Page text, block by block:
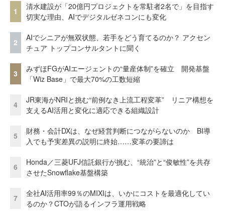
1
清水建設が「20億円プロジェクトを常駐者2名で」を目指す
切実な理由、AIでデジタルゼネコンにも変化
2
AIでシニアが無双状態、若手をどう育てるのか？ アクセン
チュア トップコンサルタントに聞く
3
みずほFGがAIエージェントの“量産体制”を確立 開発基盤
「Wiz Base」で最大70%の工数短縮
4
JR東海がNRIと挑む“前例なき上流工程変革” リニア構想を
支えるAI活用と変化に適応できる組織設計
5
財務・会計DXは、なぜ経営判断につながらないのか BI導
入でも予実差異の説明に終始……変革の要諦は
6
Honda／三菱UFJ信託銀行が挑む、“統治”と“俊敏性”を共存
させたSnowflake基盤構築
7
全社AI活用率99％のMIXIは、いかにコストを最適化してい
るのか？CTOが語るインフラ運用戦略